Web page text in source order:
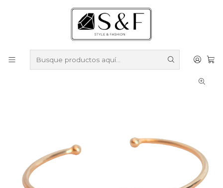
Compra sobre $50.000 en productos y obtén un 40% de
Despacho gratis por compras sobre $100.000
Pulseras
Pulseras Enchapadas en Oro
Esclava fina nudo enchapada en oro